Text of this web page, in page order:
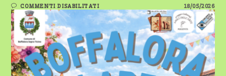
COMMENTI DISABILITATISU
BOFFALORA
SOPRA
TICINO
CELEBRA
CREATIVITÀ
E
COLORI
CON
“BOFFALORA
IN
18/05/2026